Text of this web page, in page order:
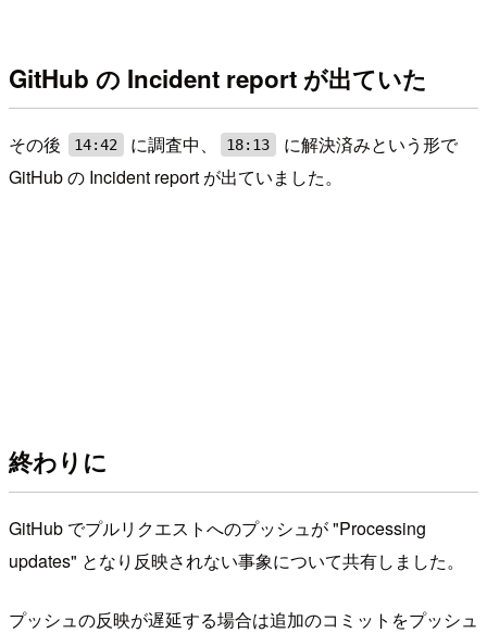
GitHub の Incident report が出ていた
その後 14:42 に調査中、 18:13
に解決済みという形で
GitHub の Incident report が出ていました。
終わりに
GitHub でプルリクエストへのプッシュが "Processing
updates" となり反映されない事象について共有しました。
プッシュの反映が遅延する場合は追加のコミットをプッシュ